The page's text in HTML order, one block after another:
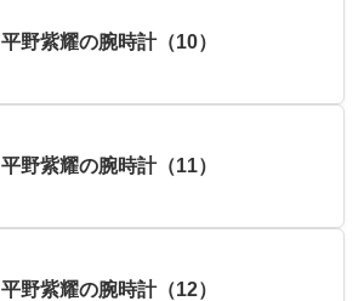
平野紫耀の腕時計（10）
平野紫耀の腕時計（11）
平野紫耀の腕時計（12）